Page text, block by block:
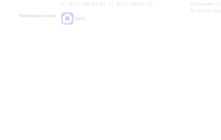
+7 (812) 240-01-00, +7 (812) 240-01-70
Напишите нам:
MAX
Перерыв с
Вопросы